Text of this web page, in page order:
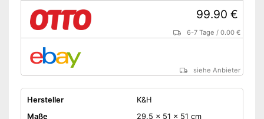
99.90 €
6-7 Tage /0.00 €
siehe Anbieter
Hersteller
K&H
Maße
29.5 x 51 x 51 cm